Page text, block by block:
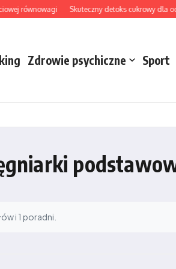
równowagi Skuteczny detoks cukrowy dla
Zdrowie psychiczne Sport
i 1 poradni.